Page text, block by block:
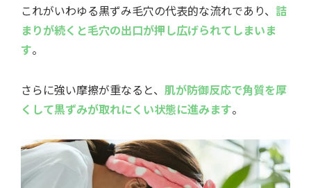
これがいわゆる黒ずみ毛穴の代表的な流れであり、 詰
まりが続くと毛穴の出口が押し広げられてしまいま
す。
さらに強い摩擦が重なると、 肌が防御反応で角質を厚
くして黒ずみが取れにくい状態に進みます。